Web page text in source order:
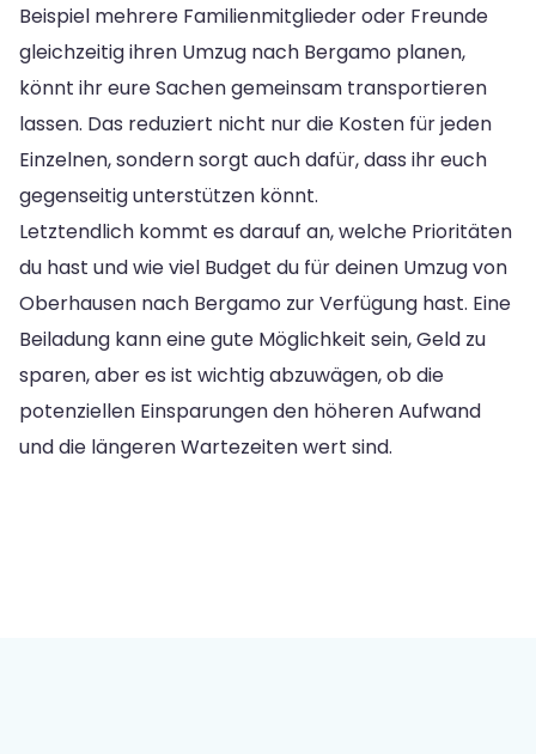
Beispiel mehrere Familienmitglieder oder Freunde
gleichzeitig ihren Umzug nach Bergamo planen,
könnt ihr eure Sachen gemeinsam transportieren
lassen. Das reduziert nicht nur die Kosten für jeden
Einzelnen, sondern sorgt auch dafür, dass ihr euch
gegenseitig unterstützen könnt.
Letztendlich kommt es darauf an, welche Prioritäten
du hast und wie viel Budget du für deinen Umzug von
Oberhausen nach Bergamo zur Verfügung hast. Eine
Beiladung kann eine gute Möglichkeit sein, Geld zu
sparen, aber es ist wichtig abzuwägen, ob die
potenziellen Einsparungen den höheren Aufwand
und die längeren Wartezeiten wert sind.